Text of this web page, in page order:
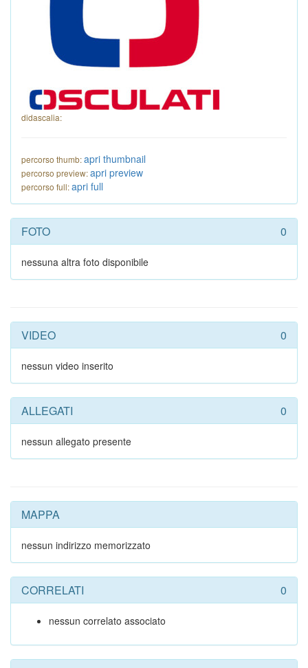
didascalia:
percorso thumb:apri thumbnail
percorso preview:apri preview
percorso full:apri full
FOTO 0
nessuna altra foto disponibile
VIDEO 0
nessun video inserito
ALLEGATI 0
nessun allegato presente
MAPPA
nessun indirizzo memorizzato
CORRELATI 0
nessun correlato associato